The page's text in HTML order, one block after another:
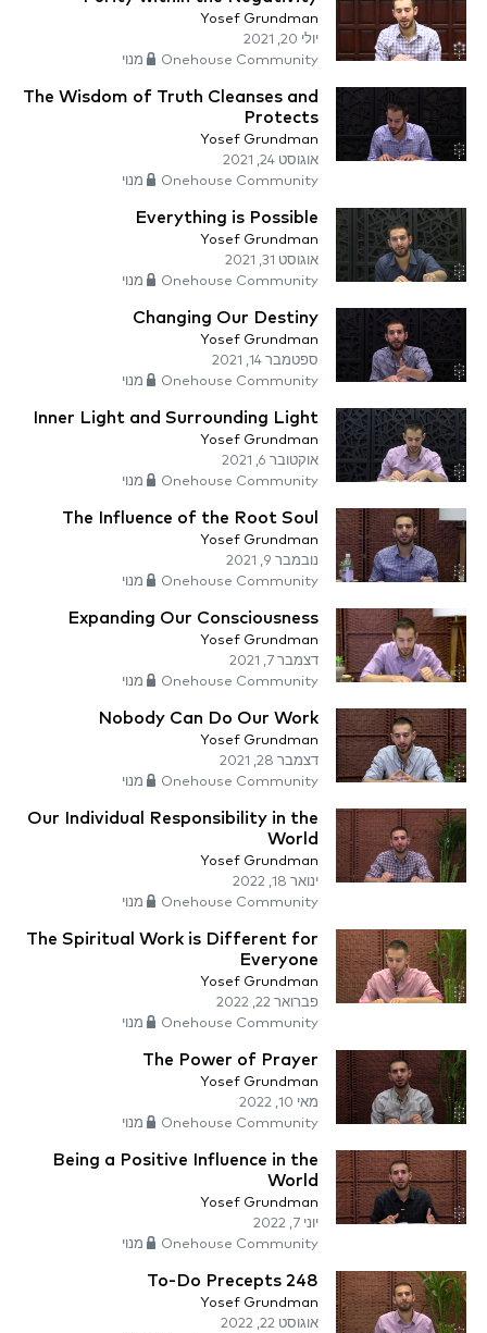
Yosef Grundman
יולי 20, 2021
Onehouse Community מנוי
The Wisdom of Truth Cleanses and
Protects
Yosef Grundman
אוגוסט 24, 2021
Onehouse Community מנוי
Everything is Possible
Yosef Grundman
אוגוסט 31, 2021
Onehouse Community מנוי
Changing Our Destiny
Yosef Grundman
ספטמבר 14, 2021
Onehouse Community מנוי
Inner Light and Surrounding Light
Yosef Grundman
אוקטובר 6, 2021
Onehouse Community מנוי
The Influence of the Root Soul
Yosef Grundman
נובמבר 9, 2021
Onehouse Community מנוי
Expanding Our Consciousness
Yosef Grundman
דצמבר 7, 2021
Onehouse Community מנוי
Nobody Can Do Our Work
Yosef Grundman
דצמבר 28, 2021
Onehouse Community מנוי
Our Individual Responsibility in the
World
Yosef Grundman
ינואר 18, 2022
Onehouse Community מנוי
The Spiritual Work is Different for
Everyone
Yosef Grundman
פברואר 22, 2022
Onehouse Community מנוי
The Power of Prayer
Yosef Grundman
מאי 10, 2022
Onehouse Community מנוי
Being a Positive Influence in the
World
Yosef Grundman
יוני 7, 2022
Onehouse Community מנוי
248 To-Do Precepts
Yosef Grundman
אוגוסט 22, 2022